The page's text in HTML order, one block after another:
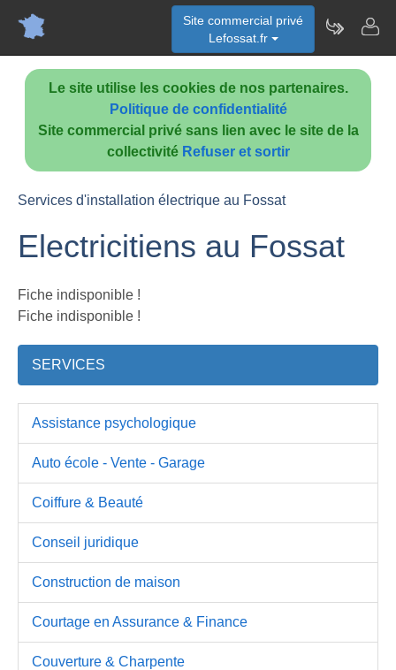
Le site utilise les cookies de nos partenaires.
Politique de confidentialité
Site commercial privé sans lien avec le site de la
collectivité Refuser et sortir
Site commercial privé
Lefossat.fr
Services d'installation électrique au Fossat
Electricitiens au Fossat
Fiche indisponible !
Fiche indisponible !
SERVICES
Assistance psychologique
Auto école - Vente - Garage
Coiffure & Beauté
Conseil juridique
Construction de maison
Courtage en Assurance & Finance
Couverture & Charpente